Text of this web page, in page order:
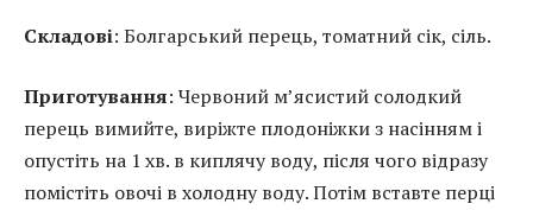
Складові: Болгарський перець, томатний сік, сіль.
Приготування: Червоний м’ясистий солодкий
перець вимийте, виріжте плодоніжки з насінням і
опустіть на 1 хв. в киплячу воду, після чого відразу
помістіть овочі в холодну воду. Потім вставте перці